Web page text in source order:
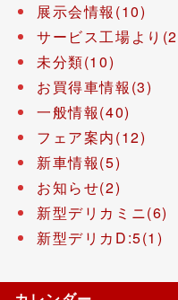
展示会情報(10)
サービス工場より
未分類(10)
お買得車情報(3)
一般情報(40)
フェア案内(12)
新車情報(5)
お知らせ(2)
新型デリカミニ(6)
新型デリカD:5(1)